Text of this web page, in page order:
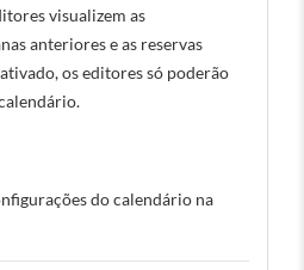
visualizem as
anteriores e as reservas
os editores só poderão
do calendário na